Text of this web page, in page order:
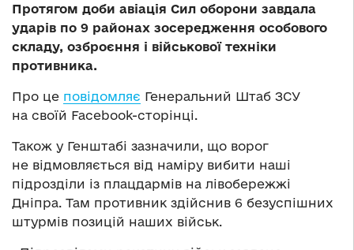
Протягом доби авіація Сил оборони завдала
ударів по 9 районах зосередження особового
складу, озброєння і військової техніки
противника.
Про це повідомляє Генеральний Штаб ЗСУ
на своїй Facebook-сторінці.
Також у Генштабі зазначили, що ворог
не відмовляється від наміру вибити наші
підрозділи із плацдармів на лівобережжі
Дніпра. Там противник здійснив 6 безуспішних
штурмів позицій наших військ.